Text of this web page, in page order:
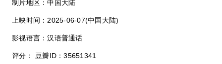
制片地区：中国大陆
上映时间：2025-06-07(中国大陆)
影视语言：汉语普通话
评分： 豆瓣ID：35651341